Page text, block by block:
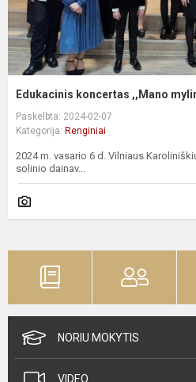
Edukacinis koncertas ,,Mano
Paskelbta: 2024-02-07
Kategorija: Renginiai
2024 m. vasario 6 d. Vilniaus
solinio dainav...
NORIU MOKYTIS
VIDEO